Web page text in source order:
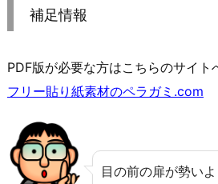
補足情報
PDF版が必要な方はこちらのサイト
フリー貼り紙素材のペラガミ.com
目の前の扉が勢い